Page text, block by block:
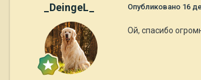
_DeingeL_ Опубликовано 16
Ой, спасибо